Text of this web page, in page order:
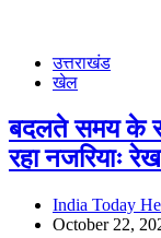
उत्तराखंड
खेल
बदलते समय के
रहा नजरियाः
India Today
October 22,